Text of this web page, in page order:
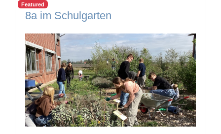
Featured
8a im Schulgarten